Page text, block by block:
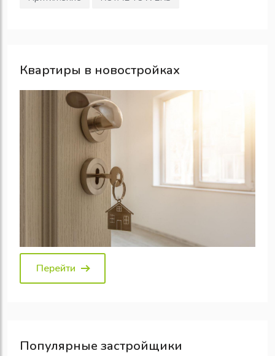
Квартиры в новостройках
Перейти
Популярные застройщики